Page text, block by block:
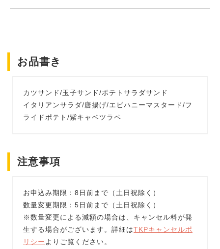
お品書き
カツサンド/玉子サンド/ポテトサラダサンド
イタリアンサラダ/唐揚げ/エビハニーマスタード/フ
ライドポテト/紫キャベツラペ
注意事項
お申込み期限：8日前まで（土日祝除く）
数量変更期限：5日前まで（土日祝除く）
※数量変更による減額の場合は、キャンセル料が発
生する場合がございます。詳細はTKPキャンセルポ
リシー よりご覧ください。